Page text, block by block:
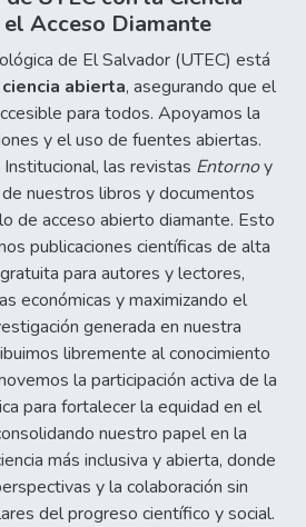
tal forma que, cuando aprieta los
controladores lo hace veloz y
se para, se sienta, se
se tensa ... sin despegar sus
ojos de sus "enemigos", y por
de satisfacción y victoria hay una
de por medio automáticamente
del bolsillo para introducirla en la
y monedas. El joven hace
rápidamente como para no darle
de reponerse a la máquina y a su
de maleantes, pero si la máquina
joven y repentinamente ésta le
pelea -porque eso es lo que es- él,
antes del desenlace, sabiendo
suelta una expresión vulgar y
que no sabe ni le interesa su
acepción, y que invariablemente,
gritar por todos los perdedores
Acceso Diamante
de El Salvador (UTEC) está
ciencia abierta, asegurando que el
para todos. Apoyamos la
y el uso de fuentes abiertas.
las revistas Entornoy
nuestros libros y documentos
de acceso abierto diamante. Esto
publicaciones científicas de alta
para autores y lectores,
económicas y maximizando el
generada en nuestra
libremente al conocimiento
la participación activa de la
para fortalecer la equidad en el
nuestro papel en la
más inclusiva y abierta, donde
y la colaboración sin
del progreso científico y social.